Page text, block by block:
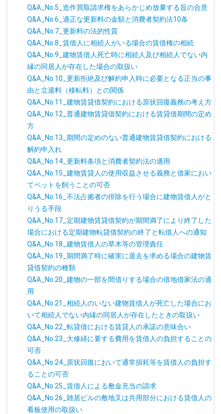
Q&A_No.5_造作買取請求権をあらかじめ放棄する旨の合意
Q&A_No.6_適正な更新料の金額と消費者契約法10条
Q&A_No.7_更新料の法的性質
Q&A_No.8_賃借人に相続人がいる場合の賃借権の相続
Q&A_No.9_建物賃借人死亡時に相続人及び相続人でない内
縁の同居人が存在した場合の取扱い
Q&A_No.10_更新拒絶及び解約申入時に必要となる正当の事
由と立退料（移転料）との関係
Q&A_No.11_建物賃貸借契約における原状回復義務の考え方
Q&A_No.12_普通建物賃貸借契約における賃貸借期間の定め
方
Q&A_No.13_期間の定めのない普通建物賃貸借契約における
解約申入れ
Q&A_No.14_更新料条項と消費者契約法の適用
Q&A_No.15_建物賃貸人の使用収益させる義務と借家におい
てペットを飼うことの可否
Q&A_No.16_不法占拠者の排除を行う場合に建物賃借人がと
りうる手段
Q&A_No.17_定期建物賃貸借契約が期間満了により終了した
場合における定期建物転貸借契約の終了と転借人への通知
Q&A_No.18_建物賃借人の草木等の管理責任
Q&A_No.19_期間満了時に確実に退去を求める場合の建物賃
貸借契約の種類
Q&A_No.20_建物の一部を間借りする場合の借地借家法の適
用
Q&A_No.21_相続人のいない建物賃借人が死亡した場合にお
いて相続人でない内縁の同居人が存在したときの取扱い
Q&A_No.22_転貸借における賃貸人の承諾の意味合い
Q&A_No.23_大修繕に要する費用を賃借人の負担することの
可否
Q&A_No.24_原状回復において通常損耗等を賃借人の負担す
ることの可否
Q&A_No.25_賃借人による敷金充当の請求
Q&A_No.26_雑居ビルの敷地又は共用部分における賃借人の
看板使用の取扱い